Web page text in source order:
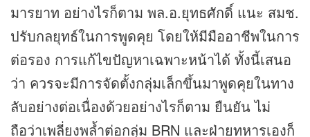
มารยาท อย่างไรก็ตาม พล.อ.ยุทธศักดิ์ แนะ สมช.
ปรับกลยุทธ์ในการพูดคุย โดยให้มีมืออาชีพในการ
ต่อรอง การแก้ไขปัญหาเฉพาะหน้าได้ ทั้งนี้เสนอ
ว่า ควรจะมีการจัดตั้งกลุ่มเล็กขึ้นมาพูดคุยในทาง
ลับอย่างต่อเนื่องด้วยอย่างไรก็ตาม ยืนยัน ไม่
ถือว่าเพลี่ยงพล้ำต่อกลุ่ม BRN และฝ่ายทหารเองก็